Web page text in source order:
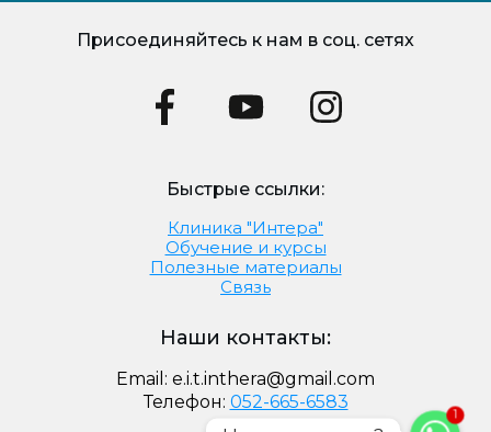
Наши контакты:
Email: e.i.t.inthera@gmail.com
Телефон: 052-665-6583
Быстрые ссылки:
Клиника "Интера"
Обучение и курсы
Полезные материалы
Связь
Присоединяйтесь к нам в соц. сетях
1